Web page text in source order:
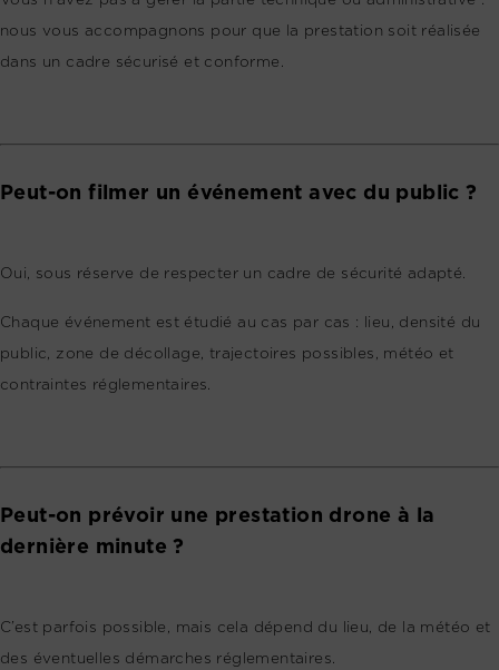
nous vous accompagnons pour que la prestation soit réalisée
dans un cadre sécurisé et conforme.
Peut-on filmer un événement avec du public ?
Oui, sous réserve de respecter un cadre de sécurité adapté.
Chaque événement est étudié au cas par cas : lieu, densité du
public, zone de décollage, trajectoires possibles, météo et
contraintes réglementaires.
Peut-on prévoir une prestation drone à la
dernière minute ?
C’est parfois possible, mais cela dépend du lieu, de la météo et
des éventuelles démarches réglementaires.